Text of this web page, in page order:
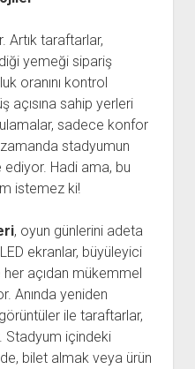
Artık taraftarlar,
yemeği sipariş
oranını kontrol
açısına sahip yerleri
sadece konfor
stadyumun
Hadi ama, bu
istemez ki!
, oyun günlerini adeta
ekranlar, büyüleyici
açıdan mükemmel
Anında yeniden
ile taraftarlar,
Stadyum içindeki
bilet almak veya ürün